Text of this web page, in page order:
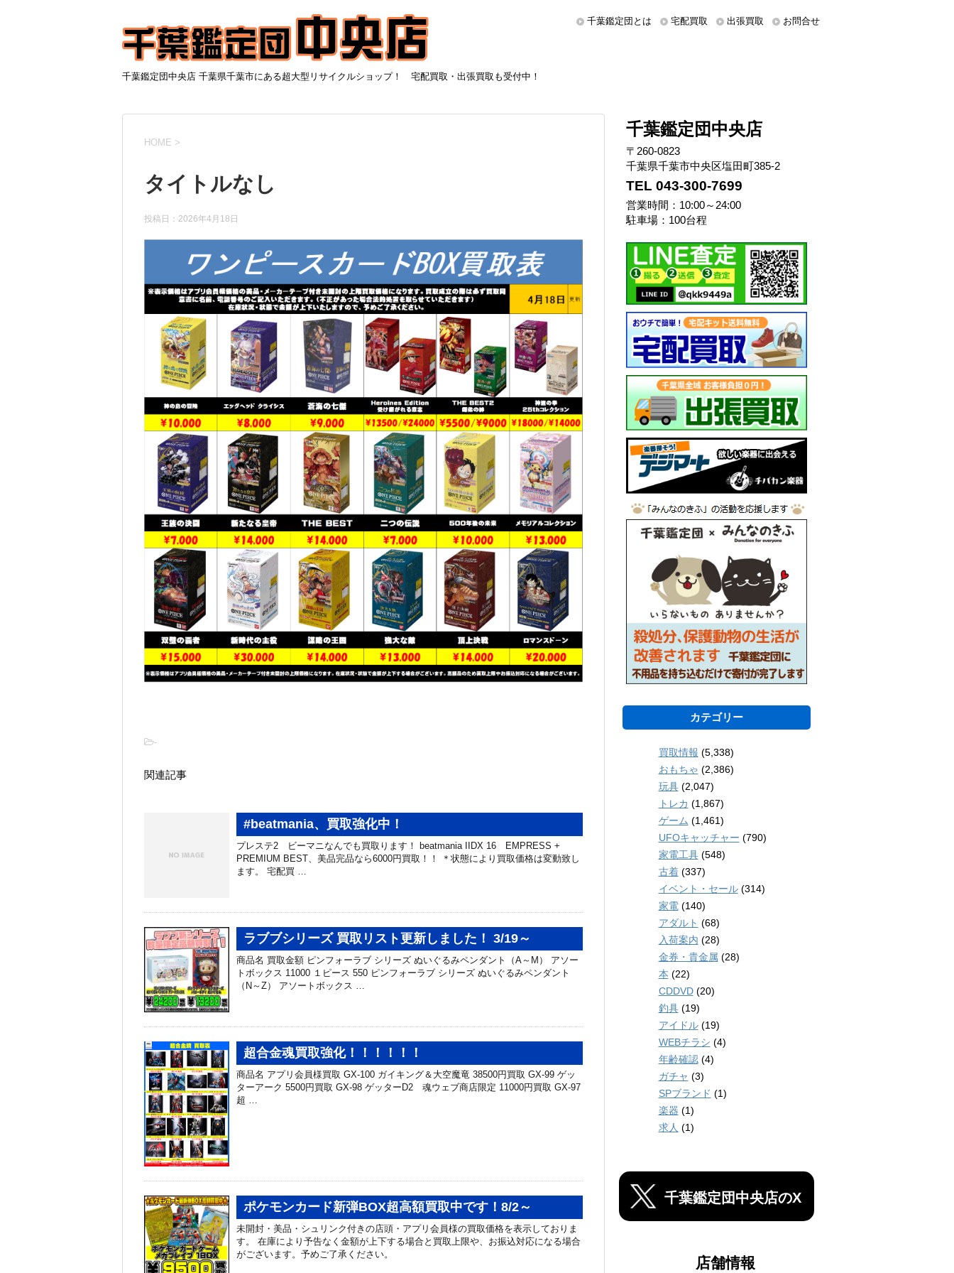
千葉鑑定団中央店 千葉県千葉市にある超大型リサイクルショップ！ 宅配買取・出張買取も受付中！
千葉鑑定団とは 宅配買取 出張買取 お問合せ
HOME >
タイトルなし
投稿日： 2026年4月18日
-
関連記事
#beatmania、買取強化中！
プレステ2 ビーマニなんでも買取ります！ beatmania IIDX 16 EMPRESS +
PREMIUM BEST、美品完品なら6000円買取！！ ＊状態により買取価格は変動致し
ます。 宅配買 …
ラブブシリーズ 買取リスト更新しました！ 3/19～
商品名 買取金額 ピンフォーラブ シリーズ ぬいぐるみペンダント（A～M） アソー
トボックス 11000 １ピース 550 ピンフォーラブ シリーズ ぬいぐるみペンダント
（N～Z） アソートボックス …
超合金魂買取強化！！！！！！
商品名 アプリ会員様買取 GX-100 ガイキング＆大空魔竜 38500円買取 GX-99 ゲッ
ターアーク 5500円買取 GX-98 ゲッターD2 魂ウェブ商店限定 11000円買取 GX-97
超 …
ポケモンカード新弾BOX超高額買取中です！8/2～
未開封・美品・シュリンク付きの店頭・アプリ会員様の買取価格を表示しておりま
す。 在庫により予告なく金額が上下する場合と買取上限や、お振込対応になる場合
がございます。予めご了承ください。
千葉鑑定団中央店
〒260-0823
千葉県千葉市中央区塩田町385-2
TEL 043-300-7699
営業時間：10:00～24:00
駐車場：100台程
カテゴリー
買取情報 (5,338)
おもちゃ (2,386)
玩具(2,047)
トレカ (1,867)
ゲーム (1,461)
UFOキャッチャー (790)
家電工具(548)
古着(337)
イベント・セール(314)
家電(140)
アダルト (68)
入荷案内 (28)
金券・貴金属 (28)
本 (22)
CDDVD(20)
釣具(19)
アイドル(19)
WEBチラシ (4)
年齢確認(4)
ガチャ (3)
SPブランド (1)
楽器 (1)
求人 (1)
千葉鑑定団中央店のX
店舗情報